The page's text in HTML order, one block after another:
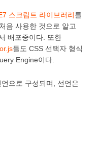
스크립트 라이브러리를
음 사용한 것으로 알고
배포중이다. 또한
들도 CSS 선택자 형식
Engine이다.
으로 구성되며, 선언은